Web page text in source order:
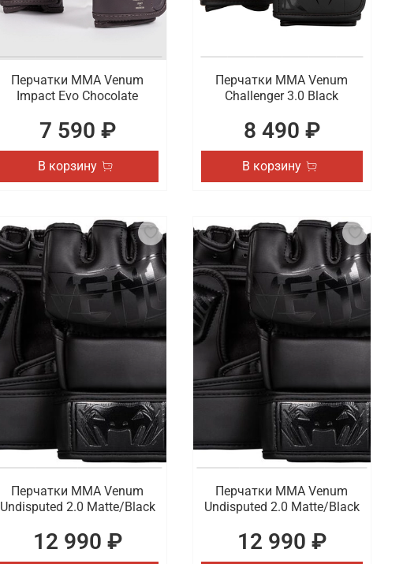
Перчатки ММА Venum
Impact Evo Chocolate
7 590 ₽
В корзину
Перчатки ММА Venum
Challenger 3.0 Black
8 490 ₽
В корзину
Перчатки ММА Venum
Undisputed 2.0 Matte/Black
12 990 ₽
Перчатки ММА Venum
Undisputed 2.0 Matte/Black
12 990 ₽